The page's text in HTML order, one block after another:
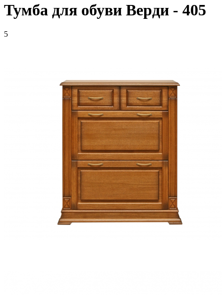
Тумба для обуви Верди - 405
5